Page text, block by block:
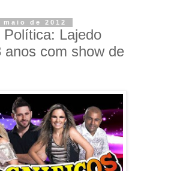
de 2012
Política: Lajedo
anos com show de